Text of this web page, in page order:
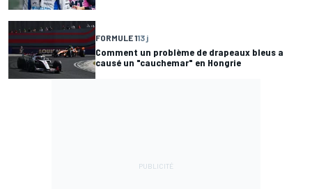
FORMULE 113 j
Comment un problème de drapeaux bleus a
causé un "cauchemar" en Hongrie